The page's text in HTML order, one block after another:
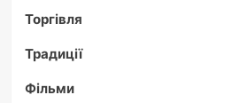
Торгівля
Традиції
Фільми